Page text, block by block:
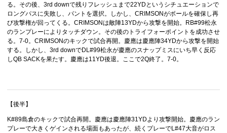
る。その後、3rd downで残りフレッシュまで22YDというシチュエーションで
ロングパスに失敗し、パントを選択。しかし、CRIMSONがボールを確保し再
び攻撃権が回ってくる。CRIMSONは敵陣13YDから攻撃を開始。RB#99松永
のランプレーによりタッチダウン。その後のトライフォーポイントを成功させ
る。7-0。CRIMSONのキックで試合再開。慶應は慶應陣34YDから攻撃を開始
する。しかし、3rd downでDL#99松永が慶應のスナップミスにいち早く反応
しQB SACKを果たす。慶應は11YD後退。ここで2Q終了。7-0。
【後半】
K#89島倉のキックで試合再開。慶應は慶應陣31YDより攻撃開始。慶應のラン
プレーで大きくゲインされる場面もあったが、続くプレーでL#47大音がロス